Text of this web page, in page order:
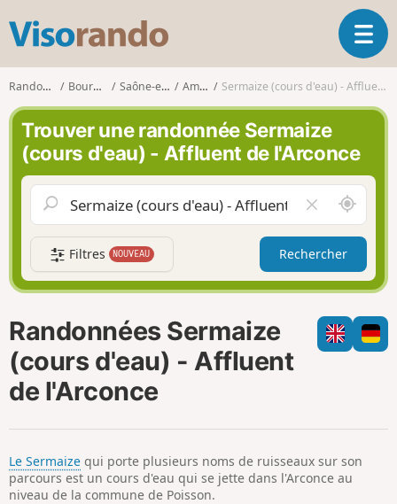
s
r
n
d
o
O
u
v
a
n
v
g
a
i
o
Randonnées Bourgogne Saône-et-Loire Amanzé Sermaize (cours d'eau) - Affluent de l'Arconce
Trouver une randonnée Sermaize
(cours d'eau) - Affluent de l'Arconce
i
d
e
r
l
e
h
A
u
t
u
r
d
e
m
Filtres NOUVEAU Rechercher
Randonnées Sermaize
(cours d'eau) - Affluent
de l'Arconce
Le Sermaize qui porte plusieurs noms de ruisseaux sur son
parcours est un cours d'eau qui se jette dans l'Arconce au
niveau de la commune de Poisson.